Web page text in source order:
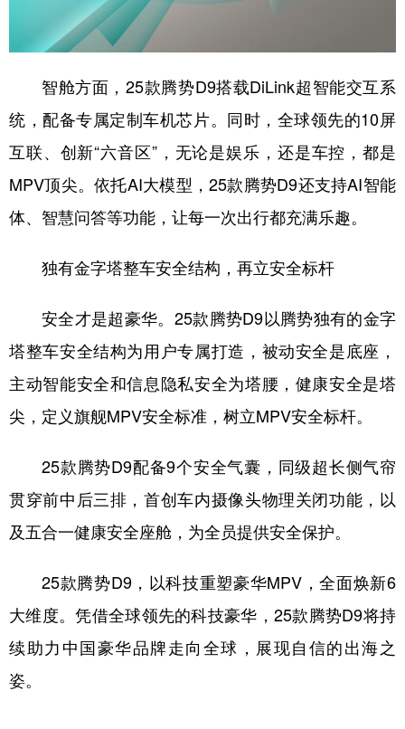
智舱方面，25款腾势D9搭载DiLink超智能交互系
统，配备专属定制车机芯片。同时，全球领先的10屏
互联、创新“六音区”，无论是娱乐，还是车控，都是
MPV顶尖。依托AI大模型，25款腾势D9还支持AI智能
体、智慧问答等功能，让每一次出行都充满乐趣。
独有金字塔整车安全结构，再立安全标杆
安全才是超豪华。25款腾势D9以腾势独有的金字
塔整车安全结构为用户专属打造，被动安全是底座，
主动智能安全和信息隐私安全为塔腰，健康安全是塔
尖，定义旗舰MPV安全标准，树立MPV安全标杆。
25款腾势D9配备9个安全气囊，同级超长侧气帘
贯穿前中后三排，首创车内摄像头物理关闭功能，以
及五合一健康安全座舱，为全员提供安全保护。
25款腾势D9，以科技重塑豪华MPV，全面焕新6
大维度。凭借全球领先的科技豪华，25款腾势D9将持
续助力中国豪华品牌走向全球，展现自信的出海之
姿。